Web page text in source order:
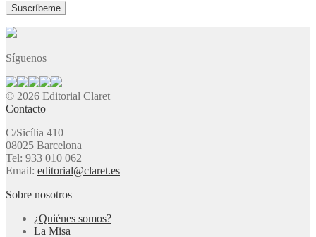
Síguenos
© 2026 Editorial Claret
Contacto
C/Sicília 410
08025 Barcelona
Tel: 933 010 062
Email: editorial@claret.es
Sobre nosotros
¿Quiénes somos?
La Misa